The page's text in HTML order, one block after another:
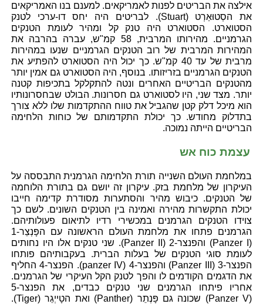
אילצה את הבריטים לפנות לאמריקאים. למענם בנו האמריקאים
את הסְטוּאַרְט (Stuart). לבריטים היה יחס דו-ערכי לטנק
הסטוארט. הסטוארט היה טנק קל ומהיר לעומת הטנקים
הגרמניים. מהירותו המרבית, 58 קמ"ש, עברה בהרבה את
המהירות המרבית של רוב הטנקים הגרמניים שנעו במהירות
מרבית של עד 40 קמ"ש. כך יכול היה הסטוארט להפתיע את
הטנקים הגרמניים בזריזותו. בנוסף, היה הסטוארט גם אמין יותר
מהטנקים הבריטיים האחרים ונטה להתקלקל בתכיפות קטנה
יותר. מצד שני, היו לסטוארט גם חסרונות. הבולט שבחסרונותיו
הוא מיכל דלק קטן שהגביל את טווח ההתקדמות שלו ללא צורך
בתדלוק מחודש. כך יכולת התקדמותם של כוחות הלחימה
הבריטיים הייתה נמוכה.
עצמת כוח אש
במלחמת העולם השנייה תורת הלחימה הגרמנית התבססה על
העיקרון של מלחמת בזק. עיקרון זה יושם גם בתורת הלוחמה
של הטנקים. כיבוש מהיר והסתערות מסודרת קדימה חייבו
יכולת התקשרות מהירה ואמינה בין הטנקים השונים. לשם כך
צוידו הטנקים הגרמנים במכשירי רדיו לתיאום פעולותיהם.
הגרמנים פתחו את מלחמת העולם הראשונה עם הפָּנְצֵר-1
(Panzer I) והפנצר-2 (Panzer II). שני טנקים אלו היו נחותים
לעומת סוגי הטנקים של בעלות הברית. בעקבותיהם פותחו
הפנצר-3 (Panzer III) והפנצר-4 (panzer IV). הפנצר-4 החליף
את הדגמים הקודמים לו והפך לטנק הקל העיקרי של הגרמנים.
אחריו פיתחו הגרמנים שני טנקים כבדים, את הפנצר-5
(Panzer V) שכונה גם פָּנְתֵר (Panther) ואת הטָייְגֵר (Tiger).